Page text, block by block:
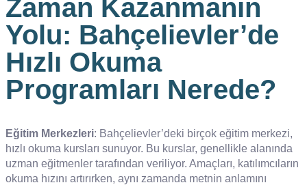
Zaman Kazanmanın
Yolu: Bahçelievler’de
Hızlı Okuma
Programları Nerede?
Eğitim Merkezleri: Bahçelievler’deki birçok eğitim merkezi,
hızlı okuma kursları sunuyor. Bu kurslar, genellikle alanında
uzman eğitmenler tarafından veriliyor. Amaçları, katılımcıların
okuma hızını artırırken, aynı zamanda metnin anlamını